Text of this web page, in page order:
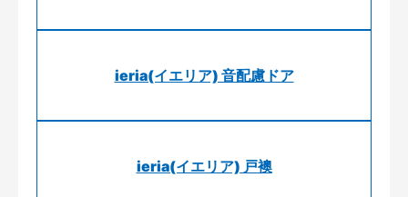
ieria(イエリア) 音配慮ドア
ieria(イエリア) 戸襖